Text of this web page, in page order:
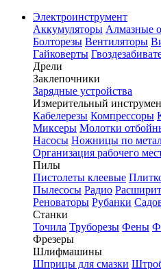
Электроинструмент
Аккумуляторы Алмазные
Болторезы Вентиляторы
Гайковерты
Дрели
Заклепочники
Зарядные устройства
Измерительный
Кабелерезы Компрессоры
Миксеры Молотки
Насосы Ножницы по
Организация рабочего
Пилы
Пистолеты клеевые
Пылесосы Радио
Реноваторы Рубанки
Станки
Точила Труборезы Фены
Фрезеры
Шлифмашины
Шприцы для смазки